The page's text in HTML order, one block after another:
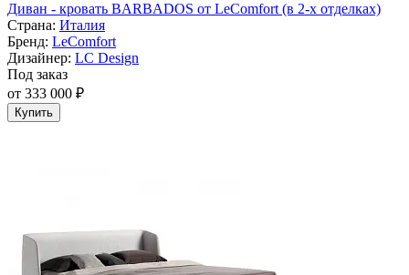
Диван - кровать BARBADOS от LeComfort (в 2-х отделках)
Страна: Италия
Бренд: LeComfort
Дизайнер: LC Design
Под заказ
от 333 000 ₽
Купить